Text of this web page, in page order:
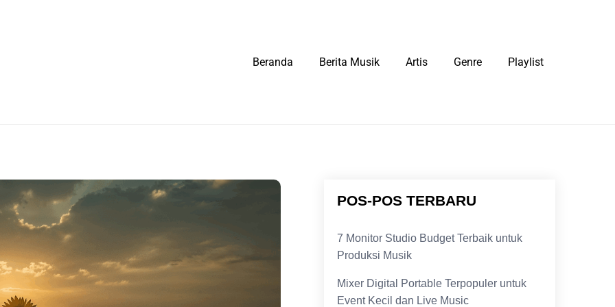
Beranda Berita Musik Artis Genre Playlist
POS-POS TERBARU
7 Monitor Studio Budget Terbaik untuk
Produksi Musik
Mixer Digital Portable Terpopuler untuk
Event Kecil dan Live Music